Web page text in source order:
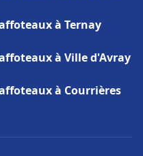
à Ternay
à Ville d'Avray
à Courrières